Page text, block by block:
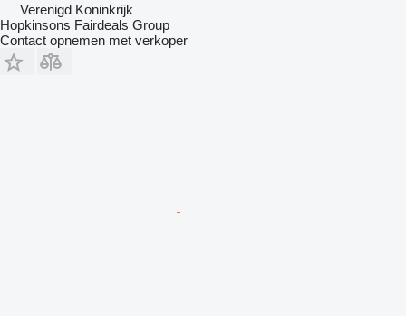
Verenigd Koninkrijk
Hopkinsons Fairdeals Group
Contact opnemen met verkoper